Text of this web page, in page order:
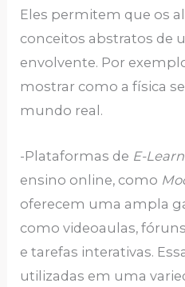
Eles permitem que os
conceitos abstratos de
envolvente. Por
mostrar como a física
mundo real.
-Plataformas de E-
ensino online, como
oferecem uma ampla
como videoaulas,
e tarefas interativas.
utilizadas em uma